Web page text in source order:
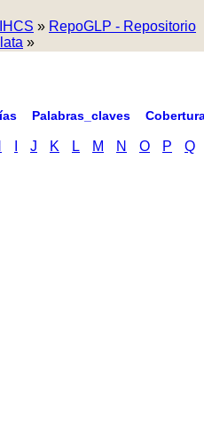
» RepoGLP - Repositorio
»
Palabras_claves
J K L M N O P
Q